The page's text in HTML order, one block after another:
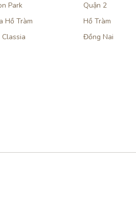
Park
Hồ Tràm
Quận 2
Hồ Tràm
Đồng Nai